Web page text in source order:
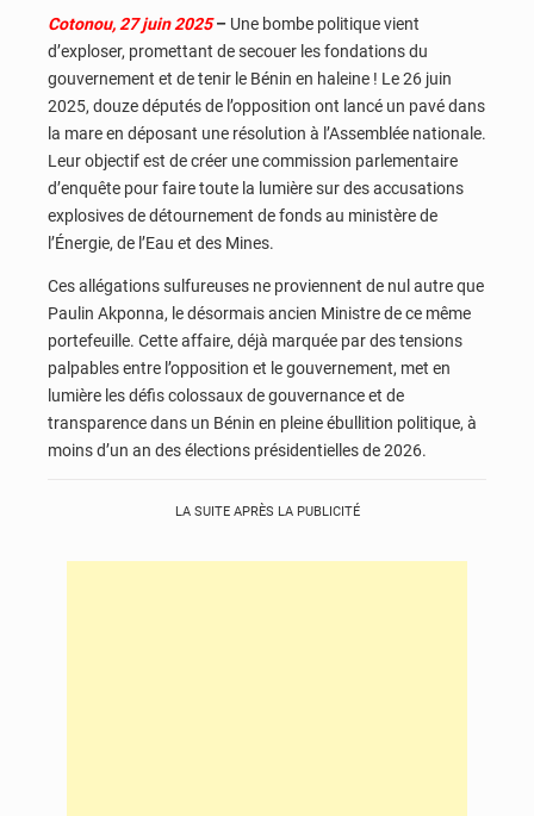
Cotonou, 27 juin 2025– Une bombe politique vient
d’exploser, promettant de secouer les fondations du
gouvernement et de tenir le Bénin en haleine ! Le 26 juin
2025, douze députés de l’opposition ont lancé un pavé dans
la mare en déposant une résolution à l’Assemblée nationale.
Leur objectif est de créer une commission parlementaire
d’enquête pour faire toute la lumière sur des accusations
explosives de détournement de fonds au ministère de
l’Énergie, de l’Eau et des Mines.
Ces allégations sulfureuses ne proviennent de nul autre que
Paulin Akponna, le désormais ancien Ministre de ce même
portefeuille. Cette affaire, déjà marquée par des tensions
palpables entre l’opposition et le gouvernement, met en
lumière les défis colossaux de gouvernance et de
transparence dans un Bénin en pleine ébullition politique, à
moins d’un an des élections présidentielles de 2026.
LA SUITE APRÈS LA PUBLICITÉ